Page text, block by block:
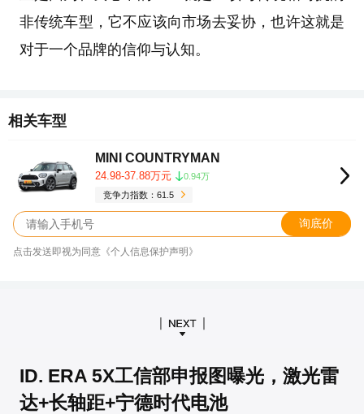
非传统车型，它不应该向市场去妥协，也许这就是
对于一个品牌的信仰与认知。
相关车型
MINI COUNTRYMAN
24.98-37.88万元
0.94万
竞争力指数：61.5
询底价
点击发送即视为同意《个人信息保护声明》
ID. ERA 5X工信部申报图曝光，激光雷
达+长轴距+宁德时代电池